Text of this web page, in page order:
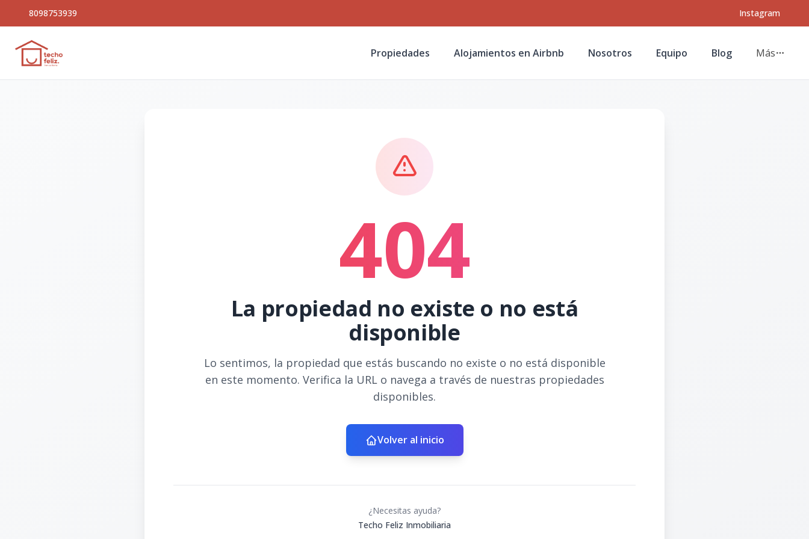
8098753939 Instagram
Propiedades Alojamientos en Airbnb Nosotros Equipo Blog Más
404
La propiedad no existe o no está
disponible
Lo sentimos, la propiedad que estás buscando no existe o no está disponible
en este momento. Verifica la URL o navega a través de nuestras propiedades
disponibles.
Volver al inicio
¿Necesitas ayuda?
Techo Feliz Inmobiliaria